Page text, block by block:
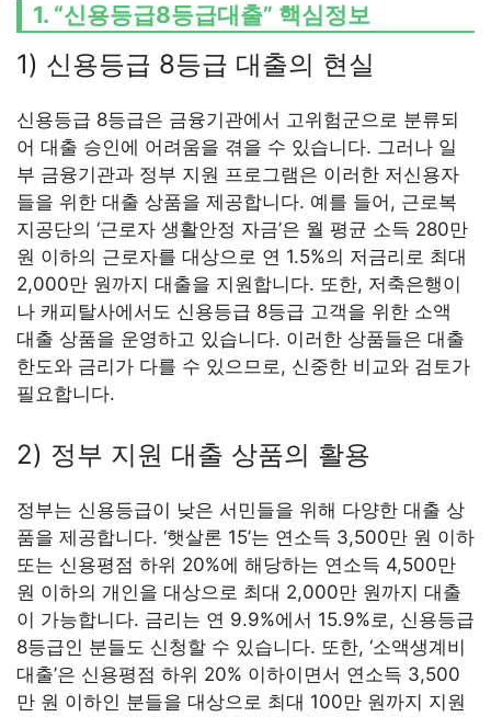
1. “신용등급8등급대출” 핵심정보
1) 신용등급 8등급 대출의 현실
신용등급 8등급은 금융기관에서 고위험군으로 분류되
어 대출 승인에 어려움을 겪을 수 있습니다. 그러나 일
부 금융기관과 정부 지원 프로그램은 이러한 저신용자
들을 위한 대출 상품을 제공합니다. 예를 들어, 근로복
지공단의 ‘근로자 생활안정 자금’은 월 평균 소득 280만
원 이하의 근로자를 대상으로 연 1.5%의 저금리로 최대
2,000만 원까지 대출을 지원합니다. 또한, 저축은행이
나 캐피탈사에서도 신용등급 8등급 고객을 위한 소액
대출 상품을 운영하고 있습니다. 이러한 상품들은 대출
한도와 금리가 다를 수 있으므로, 신중한 비교와 검토가
필요합니다.
2) 정부 지원 대출 상품의 활용
정부는 신용등급이 낮은 서민들을 위해 다양한 대출 상
품을 제공합니다. ‘햇살론 15’는 연소득 3,500만 원 이하
또는 신용평점 하위 20%에 해당하는 연소득 4,500만
원 이하의 개인을 대상으로 최대 2,000만 원까지 대출
이 가능합니다. 금리는 연 9.9%에서 15.9%로, 신용등급
8등급인 분들도 신청할 수 있습니다. 또한, ‘소액생계비
대출’은 신용평점 하위 20% 이하이면서 연소득 3,500
만 원 이하인 분들을 대상으로 최대 100만 원까지 지원